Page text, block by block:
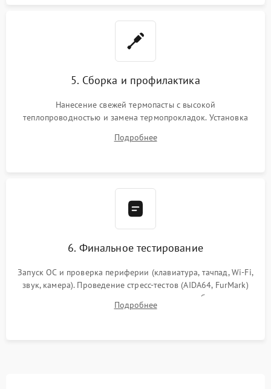
5. Сборка и профилактика
Нанесение свежей термопасты с высокой
теплопроводностью и замена термопрокладок. Установка
шлейфов, модулей памяти и накопителей. Предварительная
Подробнее
6. Финальное тестирование
Запуск ОС и проверка периферии (клавиатура, тачпад, Wi-Fi,
звук, камера). Проведение стресс-тестов (AIDA64, FurMark)
для контроля температурного режима и стабильности
системы под пиковой нагрузкой.
Подробнее